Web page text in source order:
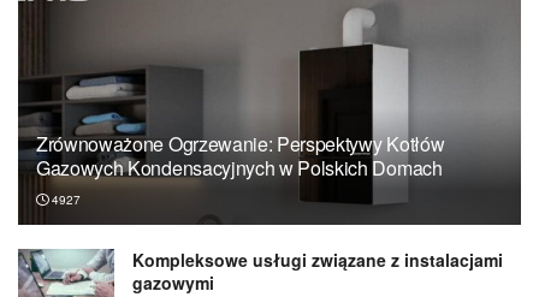
Zrównoważone Ogrzewanie: Perspektywy Kotłów
Gazowych Kondensacyjnych w Polskich Domach
4927
Kompleksowe usługi związane z instalacjami
gazowymi